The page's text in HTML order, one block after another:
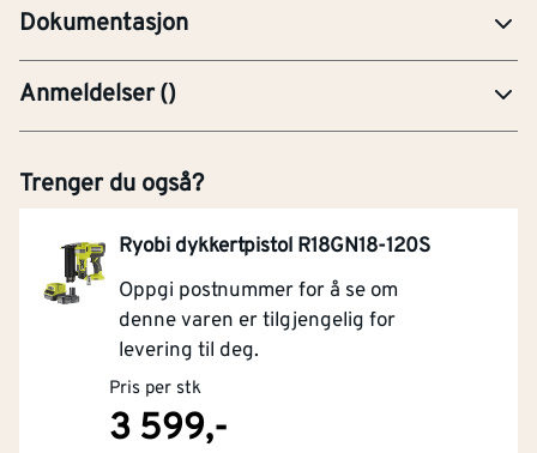
Dokumentasjon
Anmeldelser()
Trenger du også?
Ryobi dykkertpistol R18GN18-120S
Oppgi postnummer for å se om
denne varen er tilgjengelig for
levering til deg.
Pris per stk
3 599,-